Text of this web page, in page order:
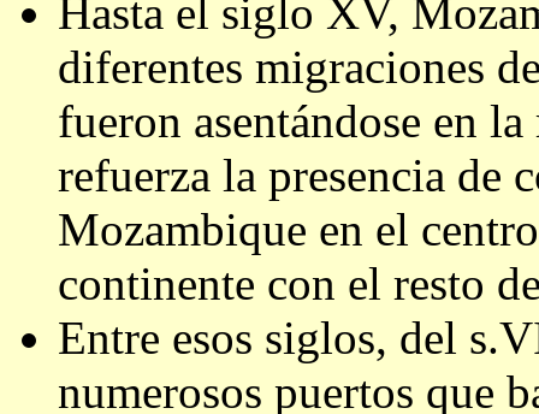
Hasta el siglo XV,
diferentes migraciones
fueron asentándose en
refuerza la presencia de
Mozambique en el
continente con el resto
Entre esos siglos, del
numerosos puertos que